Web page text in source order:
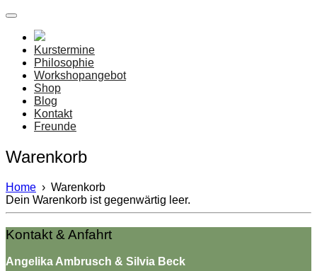
Kraudarei
Angelika & Silvia
Kurstermine
Philosophie
Workshopangebot
Shop
Blog
Kontakt
Freunde
Warenkorb
Home › Warenkorb
Dein Warenkorb ist gegenwärtig leer.
Kontakt & Anfahrt
Angelika Ambrusch & Silvia Beck